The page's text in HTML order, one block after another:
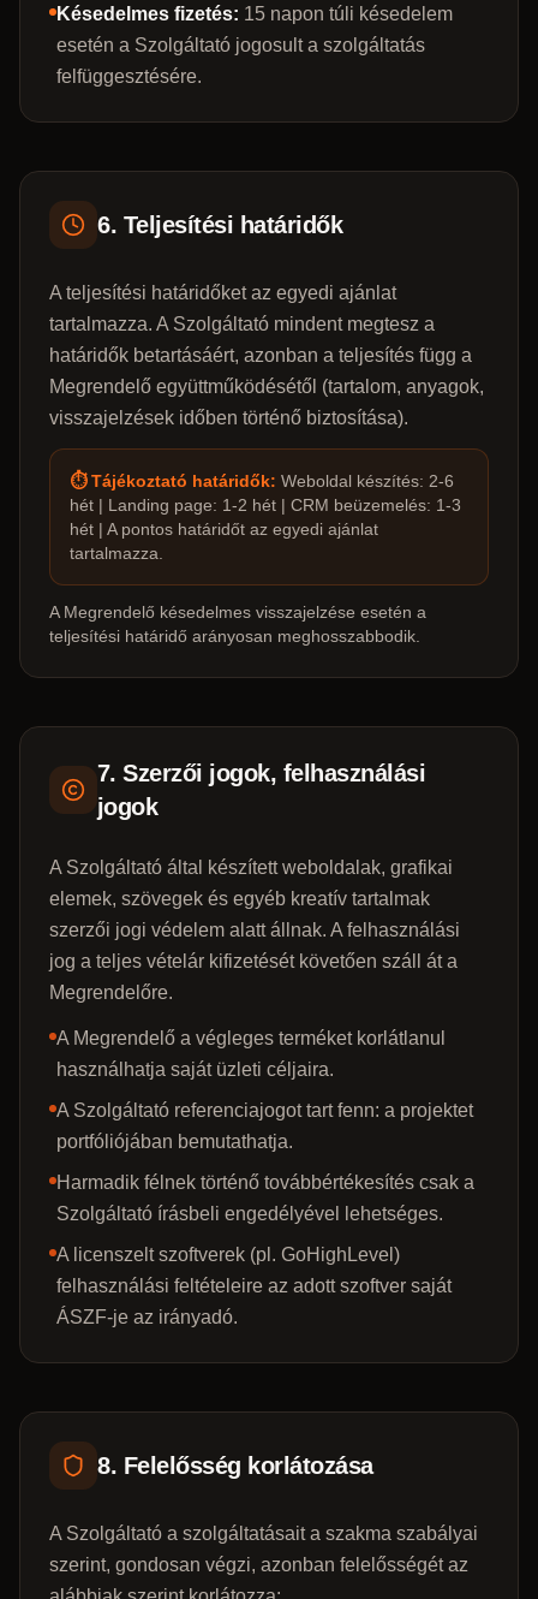
Késedelmes fizetés: 15 napon túli késedelem
esetén a Szolgáltató jogosult a szolgáltatás
felfüggesztésére.
6. Teljesítési határidők
A teljesítési határidőket az egyedi ajánlat
tartalmazza. A Szolgáltató mindent megtesz a
határidők betartásáért, azonban a teljesítés függ a
Megrendelő együttműködésétől (tartalom, anyagok,
visszajelzések időben történő biztosítása).
⏱️ Tájékoztató határidők: Weboldal készítés: 2-6
hét | Landing page: 1-2 hét | CRM beüzemelés: 1-3
hét | A pontos határidőt az egyedi ajánlat
tartalmazza.
A Megrendelő késedelmes visszajelzése esetén a
teljesítési határidő arányosan meghosszabbodik.
7. Szerzői jogok, felhasználási
jogok
A Szolgáltató által készített weboldalak, grafikai
elemek, szövegek és egyéb kreatív tartalmak
szerzői jogi védelem alatt állnak. A felhasználási
jog a teljes vételár kifizetését követően száll át a
Megrendelőre.
A Megrendelő a végleges terméket korlátlanul
használhatja saját üzleti céljaira.
A Szolgáltató referenciajogot tart fenn: a projektet
portfóliójában bemutathatja.
Harmadik félnek történő továbbértékesítés csak a
Szolgáltató írásbeli engedélyével lehetséges.
A licenszelt szoftverek (pl. GoHighLevel)
felhasználási feltételeire az adott szoftver saját
ÁSZF-je az irányadó.
8. Felelősség korlátozása
A Szolgáltató a szolgáltatásait a szakma szabályai
szerint, gondosan végzi, azonban felelősségét az